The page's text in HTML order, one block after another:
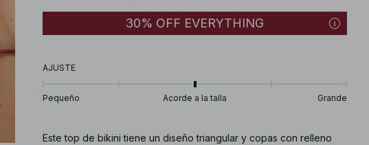
30% OFF EVERYTHING
AJUSTE
Pequeño Acorde a la talla Grande
Este top de bikini tiene un diseño triangular y copas con relleno